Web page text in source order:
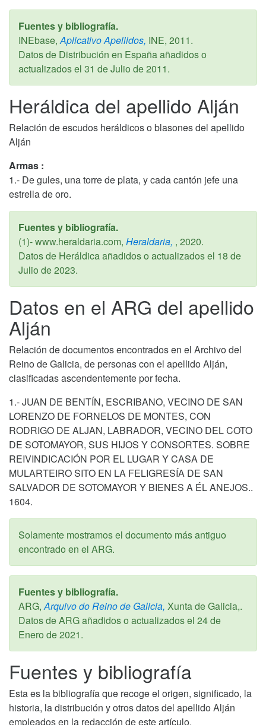
Fuentes y bibliografía.
INEbase, Aplicativo Apellidos, INE, 2011.
Datos de Distribución en España añadidos o
actualizados el 31 de Julio de 2011.
Heráldica del apellido Alján
Relación de escudos heráldicos o blasones del apellido
Alján
Armas :
1.- De gules, una torre de plata, y cada cantón jefe una
estrella de oro.
Fuentes y bibliografía.
(1)- www.heraldaria.com, Heraldaria, , 2020.
Datos de Heráldica añadidos o actualizados el 18 de
Julio de 2023.
Datos en el ARG del apellido
Alján
Relación de documentos encontrados en el Archivo del
Reino de Galicia, de personas con el apellido Alján,
clasificadas ascendentemente por fecha.
1.- JUAN DE BENTÍN, ESCRIBANO, VECINO DE SAN
LORENZO DE FORNELOS DE MONTES, CON
RODRIGO DE ALJAN, LABRADOR, VECINO DEL COTO
DE SOTOMAYOR, SUS HIJOS Y CONSORTES. SOBRE
REIVINDICACIÓN POR EL LUGAR Y CASA DE
MULARTEIRO SITO EN LA FELIGRESÍA DE SAN
SALVADOR DE SOTOMAYOR Y BIENES A ÉL ANEJOS..
1604.
Solamente mostramos el documento más antiguo
encontrado en el ARG.
Fuentes y bibliografía.
ARG, Arquivo do Reino de Galicia, Xunta de Galicia,.
Datos de ARG añadidos o actualizados el 24 de
Enero de 2021.
Fuentes y bibliografía
Esta es la bibliografía que recoge el origen, significado, la
historia, la distribución y otros datos del apellido Alján
empleados en la redacción de este artículo.